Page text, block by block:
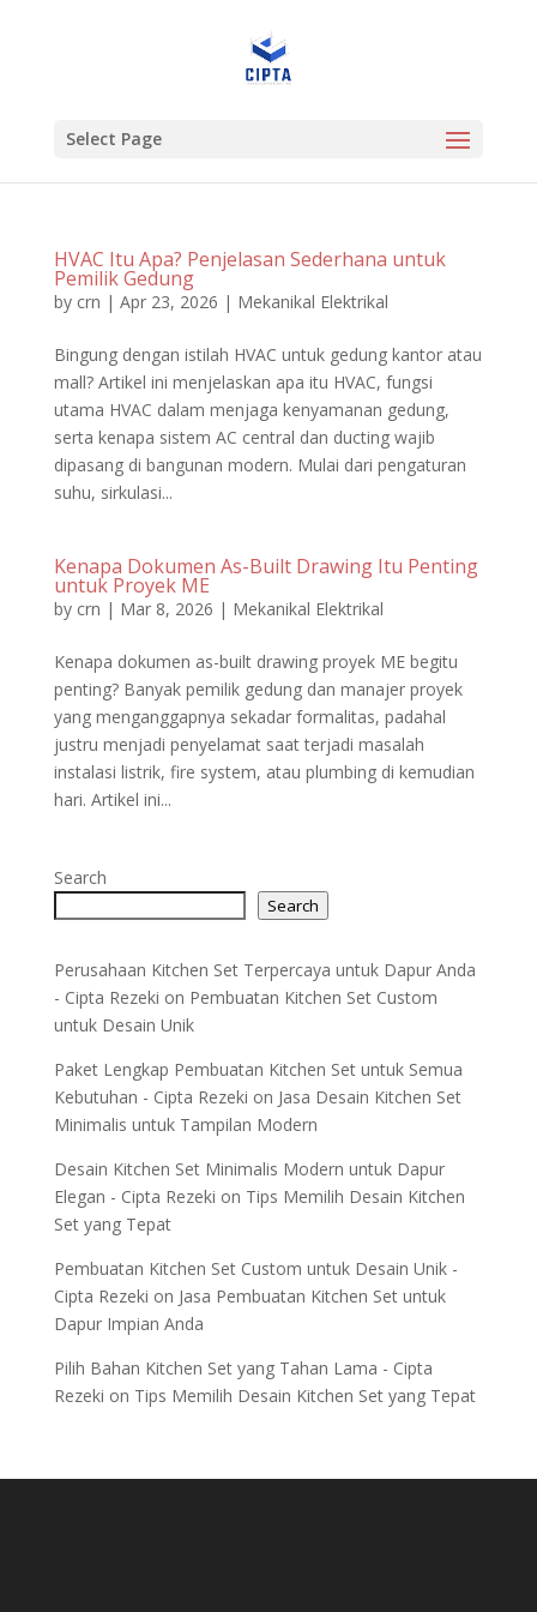
Select Page
HVAC Itu Apa? Penjelasan Sederhana untuk
Pemilik Gedung
by crn | Apr 23, 2026 | Mekanikal Elektrikal
Bingung dengan istilah HVAC untuk gedung kantor atau
mall? Artikel ini menjelaskan apa itu HVAC, fungsi
utama HVAC dalam menjaga kenyamanan gedung,
serta kenapa sistem AC central dan ducting wajib
dipasang di bangunan modern. Mulai dari pengaturan
suhu, sirkulasi...
Kenapa Dokumen As-Built Drawing Itu Penting
untuk Proyek ME
by crn | Mar 8, 2026 | Mekanikal Elektrikal
Kenapa dokumen as-built drawing proyek ME begitu
penting? Banyak pemilik gedung dan manajer proyek
yang menganggapnya sekadar formalitas, padahal
justru menjadi penyelamat saat terjadi masalah
instalasi listrik, fire system, atau plumbing di kemudian
hari. Artikel ini...
Search
Search
Perusahaan Kitchen Set Terpercaya untuk Dapur Anda
- Cipta Rezeki on Pembuatan Kitchen Set Custom
untuk Desain Unik
Paket Lengkap Pembuatan Kitchen Set untuk Semua
Kebutuhan - Cipta Rezeki on Jasa Desain Kitchen Set
Minimalis untuk Tampilan Modern
Desain Kitchen Set Minimalis Modern untuk Dapur
Elegan - Cipta Rezeki on Tips Memilih Desain Kitchen
Set yang Tepat
Pembuatan Kitchen Set Custom untuk Desain Unik -
Cipta Rezeki on Jasa Pembuatan Kitchen Set untuk
Dapur Impian Anda
Pilih Bahan Kitchen Set yang Tahan Lama - Cipta
Rezeki on Tips Memilih Desain Kitchen Set yang Tepat